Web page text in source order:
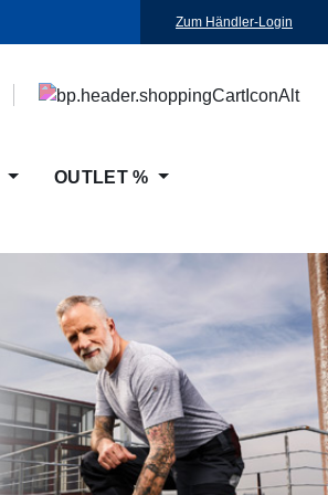
Zum Händler-Login
OUTLET %